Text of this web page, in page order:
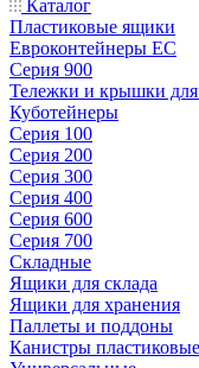
Каталог
Пластиковые ящики
Евроконтейнеры ЕС
Серия 900
Тележки и крышки
Куботейнеры
Серия 100
Серия 200
Серия 300
Серия 400
Серия 600
Серия 700
Складные
Ящики для склада
Ящики для хранения
Паллеты и поддоны
Канистры пластиковые